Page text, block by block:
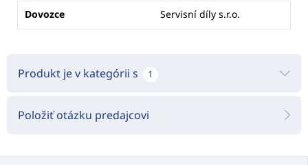
Dovozce Servisní díly s.r.o.
Produkt je v kategórii s 1
Položiť otázku predajcovi